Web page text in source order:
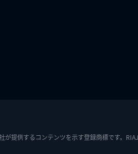
が提供するコンテンツを示す登録商標です。